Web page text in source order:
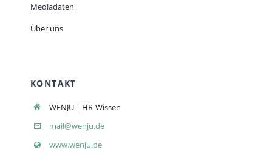
Mediadaten
Über uns
KONTAKT
WENJU | HR-Wissen
mail@wenju.de
www.wenju.de